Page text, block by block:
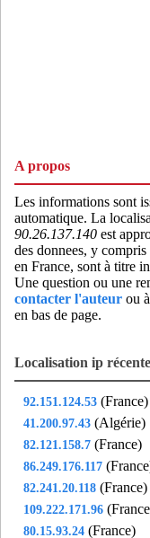
A propos
Les informations sont
automatique. La
90.26.137.140 est
des donnees, y
en France, sont à titre
Une question ou une
contacter l'auteur ou
en bas de page.
Localisation ip récente
92.151.124.53 (France)
41.200.97.43 (Algérie)
82.121.158.7 (France)
86.249.176.117
82.241.20.118 (France)
109.222.171.96
80.15.93.24 (France)